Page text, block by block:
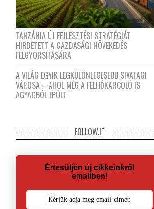
TANZÁNIA ÚJ FEJLESZTÉSI STRATÉGIÁT
HIRDETETT A GAZDASÁGI NÖVEKEDÉS
FELGYORSÍTÁSÁRA
A VILÁG EGYIK LEGKÜLÖNLEGESEBB SIVATAGI
VÁROSA – AHOL MÉG A FELHŐKARCOLÓ IS
AGYAGBÓL ÉPÜLT
FOLLOW.IT
Értesüljön új cikkeinkről
emailben!